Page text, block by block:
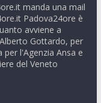
manda una mail
Padova24ore è
avviene a
Gottardo, per
l'Agenzia Ansa e
del Veneto